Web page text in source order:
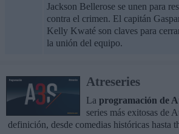
Jackson Bellerose se unen para
contra el crimen. El capitán
Kelly Kwaté son claves para
la unión del equipo.
Atreseries
La programación de
series más exitosas de
definición, desde comedias históricas hasta